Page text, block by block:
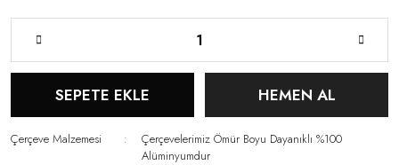
SEPETE EKLE HEMEN AL
Çerçeve Malzemesi
Çerçevelerimiz Ömür Boyu Dayanıklı %100
Alüminyumdur